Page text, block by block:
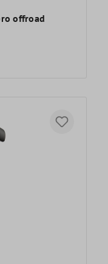
offroad